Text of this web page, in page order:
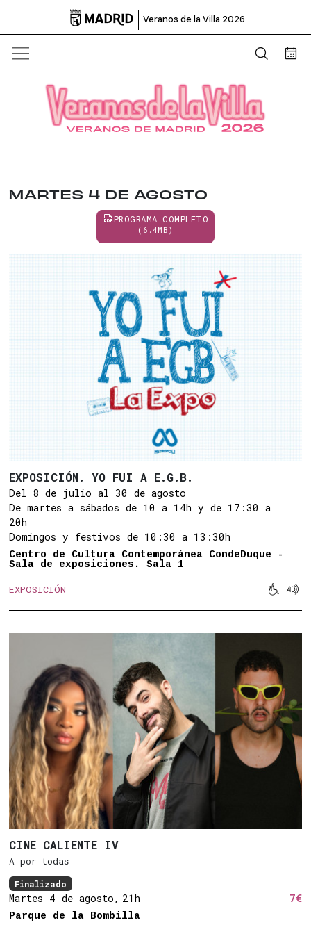
 Veranos de la Villa 2026
Abrir
MARTES 4 DE AGOSTO
PROGRAMA COMPLETO
(6.4MB)
EXPOSICIÓN. YO FUI A E.G.B.
Del 8 de julio al 30 de agosto
De martes a sábados de 10 a 14h y de 17:30 a
20h
Domingos y festivos de 10:30 a 13:30h
Centro de Cultura Contemporánea CondeDuque -
Sala de exposiciones. Sala 1
EXPOSICIÓN  
CINE CALIENTE IV
A por todas
Finalizado
Martes 4 de agosto, 21h 7€
Parque de la Bombilla